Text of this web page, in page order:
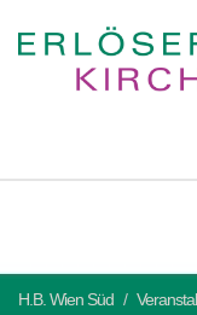
H.B. Wien Süd